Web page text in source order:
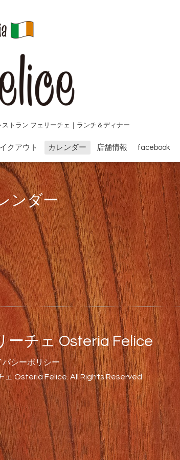
トラン フェリーチェ｜ランチ＆ディナー
クアウト カレンダー 店舗情報 facebook
ンダー
ーチェ Osteria Felice
バシーポリシー
ェ Osteria Felice. All Rights Reserved.